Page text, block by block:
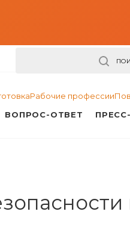
ВОПРОС-ОТВЕТ
Рабочие профессии